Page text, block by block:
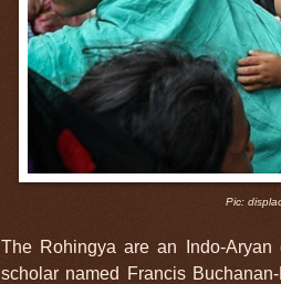
Pic:
The Rohingya are an Indo-
scholar named Francis